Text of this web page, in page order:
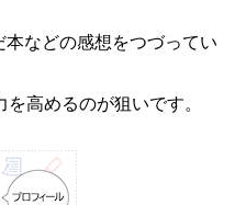
などの感想をつづってい
高めるのが狙いです。